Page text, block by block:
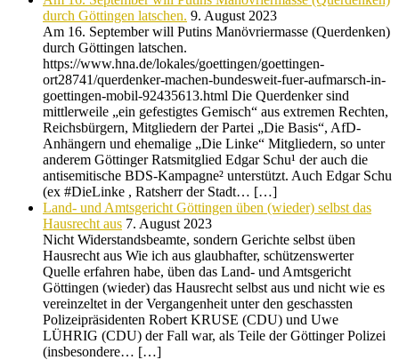
durch Göttingen latschen. 9. August 2023
Am 16. September will Putins Manövriermasse (Querdenken)
durch Göttingen latschen.
https://www.hna.de/lokales/goettingen/goettingen-
ort28741/querdenker-machen-bundesweit-fuer-aufmarsch-in-
goettingen-mobil-92435613.html Die Querdenker sind
mittlerweile „ein gefestigtes Gemisch“ aus extremen Rechten,
Reichsbürgern, Mitgliedern der Partei „Die Basis“, AfD-
Anhängern und ehemalige „Die Linke“ Mitgliedern, so unter
anderem Göttinger Ratsmitglied Edgar Schu¹ der auch die
antisemitische BDS-Kampagne² unterstützt. Auch Edgar Schu
(ex #DieLinke , Ratsherr der Stadt… […]
Land- und Amtsgericht Göttingen üben (wieder) selbst das
Hausrecht aus 7. August 2023
Nicht Widerstandsbeamte, sondern Gerichte selbst üben
Hausrecht aus Wie ich aus glaubhafter, schützenswerter
Quelle erfahren habe, üben das Land- und Amtsgericht
Göttingen (wieder) das Hausrecht selbst aus und nicht wie es
vereinzeltet in der Vergangenheit unter den geschassten
Polizeipräsidenten Robert KRUSE (CDU) und Uwe
LÜHRIG (CDU) der Fall war, als Teile der Göttinger Polizei
(insbesondere… […]